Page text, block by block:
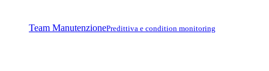
Team ManutenzionePredittiva e condition monitoring